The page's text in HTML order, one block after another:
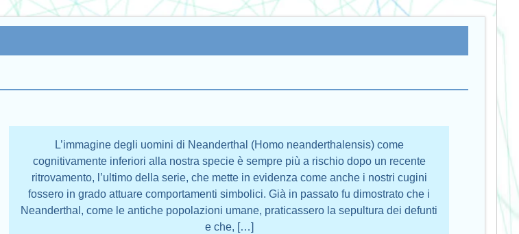
L’immagine degli uomini di Neanderthal (Homo neanderthalensis) come
cognitivamente inferiori alla nostra specie è sempre più a rischio dopo un recente
ritrovamento, l’ultimo della serie, che mette in evidenza come anche i nostri cugini
fossero in grado attuare comportamenti simbolici. Già in passato fu dimostrato che i
Neanderthal, come le antiche popolazioni umane, praticassero la sepultura dei defunti
e che, […]